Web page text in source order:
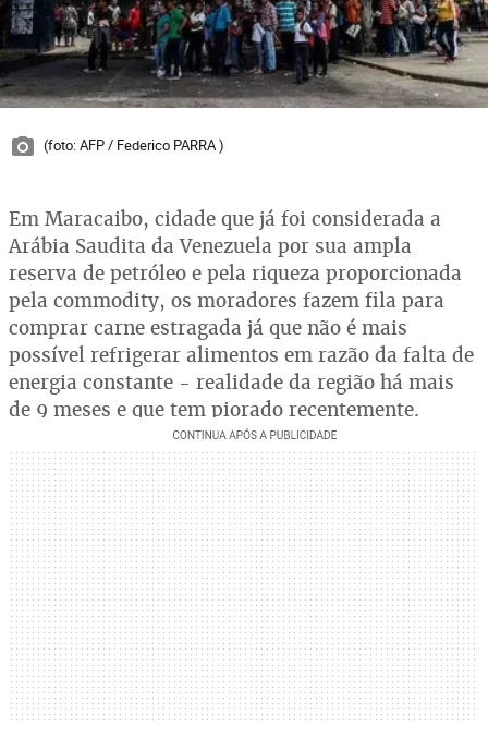
(foto: AFP / Federico PARRA )
Em Maracaibo, cidade que já foi considerada a
Arábia Saudita da Venezuela por sua ampla
reserva de petróleo e pela riqueza proporcionada
pela commodity, os moradores fazem fila para
comprar carne estragada já que não é mais
possível refrigerar alimentos em razão da falta de
energia constante - realidade da região há mais
de 9 meses e que tem piorado recentemente.